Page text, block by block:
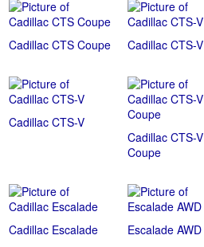
Cadillac CTS Coupe Cadillac CTS-V
Cadillac CTS-V
Cadillac CTS-V
Coupe
Cadillac Escalade Escalade AWD